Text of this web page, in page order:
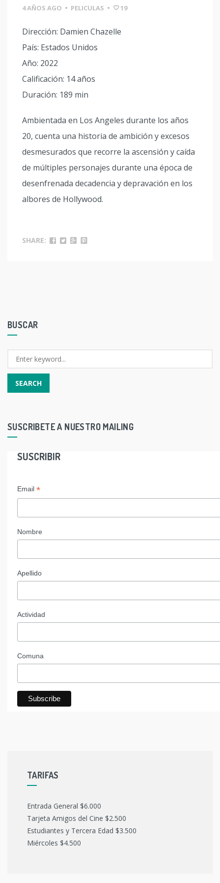
4 AÑOS AGO • PELICULAS • 19
Dirección: Damien Chazelle
País: Estados Unidos
Año: 2022
Calificación: 14 años
Duración: 189 min
Ambientada en Los Angeles durante los años
20, cuenta una historia de ambición y excesos
desmesurados que recorre la ascensión y caída
de múltiples personajes durante una época de
desenfrenada decadencia y depravación en los
albores de Hollywood.
SHARE:
BUSCAR
SUSCRIBETE A NUESTRO MAILING
SUSCRIBIR
Email *
Nombre
Apellido
Actividad
Comuna
TARIFAS
Entrada General $6.000
Tarjeta Amigos del Cine $2.500
Estudiantes y Tercera Edad $3.500
Miércoles $4.500